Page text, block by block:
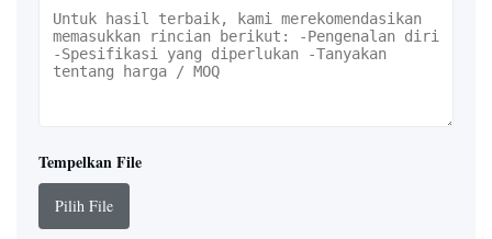
Tempelkan File
Pilih File